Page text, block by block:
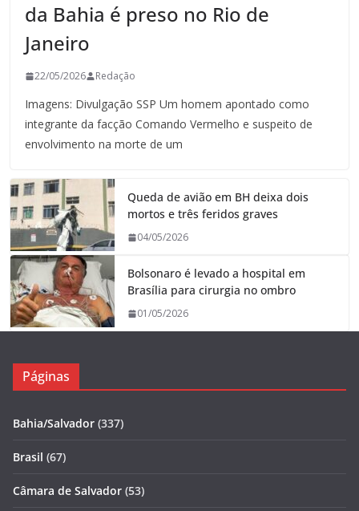
da Bahia é preso no Rio de
Janeiro
22/05/2026 Redação
Imagens: Divulgação SSP Um homem apontado como
integrante da facção Comando Vermelho e suspeito de
envolvimento na morte de um
Queda de avião em BH deixa dois
mortos e três feridos graves
04/05/2026
Bolsonaro é levado a hospital em
Brasília para cirurgia no ombro
01/05/2026
Páginas
Bahia/Salvador (337)
Brasil (67)
Câmara de Salvador (53)